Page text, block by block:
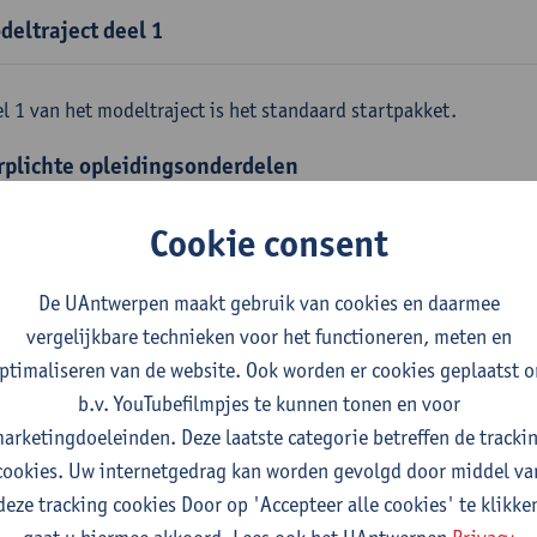
deel 1
1 van het modeltraject is het standaard startpakket.
opleidingsonderdelen
1E SEM
methoden en technieken
1E SEM
Jan Sijbers
chemie m.i.v. labovaardigheden
1E SEM
Frank Blockhuys Christophe De Bie
Cookie consent
De UAntwerpen maakt gebruik van cookies en daarmee
vergelijkbare technieken voor het functioneren, meten en
van de website. Ook worden er cookies geplaatst
b.v. YouTubefilmpjes te kunnen tonen en voor
Deze laatste categorie betreffen de
Uw internetgedrag kan worden gevolgd door middel
tracking cookies Door op 'Accepteer alle cookies' te